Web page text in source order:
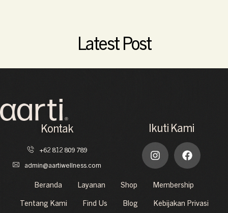
Latest Post
Kontak
+62 812 809 789
admin@aartiwellness.com
Ikuti Kami
Beranda Layanan Shop
Membership
Tentang Kami
Find Us Blog Kebijakan Privasi